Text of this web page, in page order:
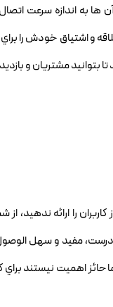
ها به اندازه سرعت
و اشتياق خودش را
مشتريان و
را ارائه ندهيد، از
درست، مفيد و سهل
حائز اهميت نيستند براي